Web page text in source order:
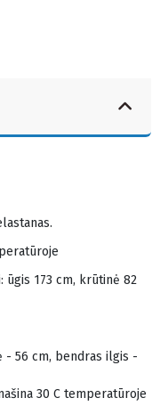
ūgis 173 cm, krūtinė 82
- 56 cm, bendras ilgis -
30 C temperatūroje